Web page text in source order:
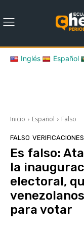
Inglés Español
Inicio Español Falso
FALSO VERIFICACIONES
Es falso:
la
electoral,
para votar